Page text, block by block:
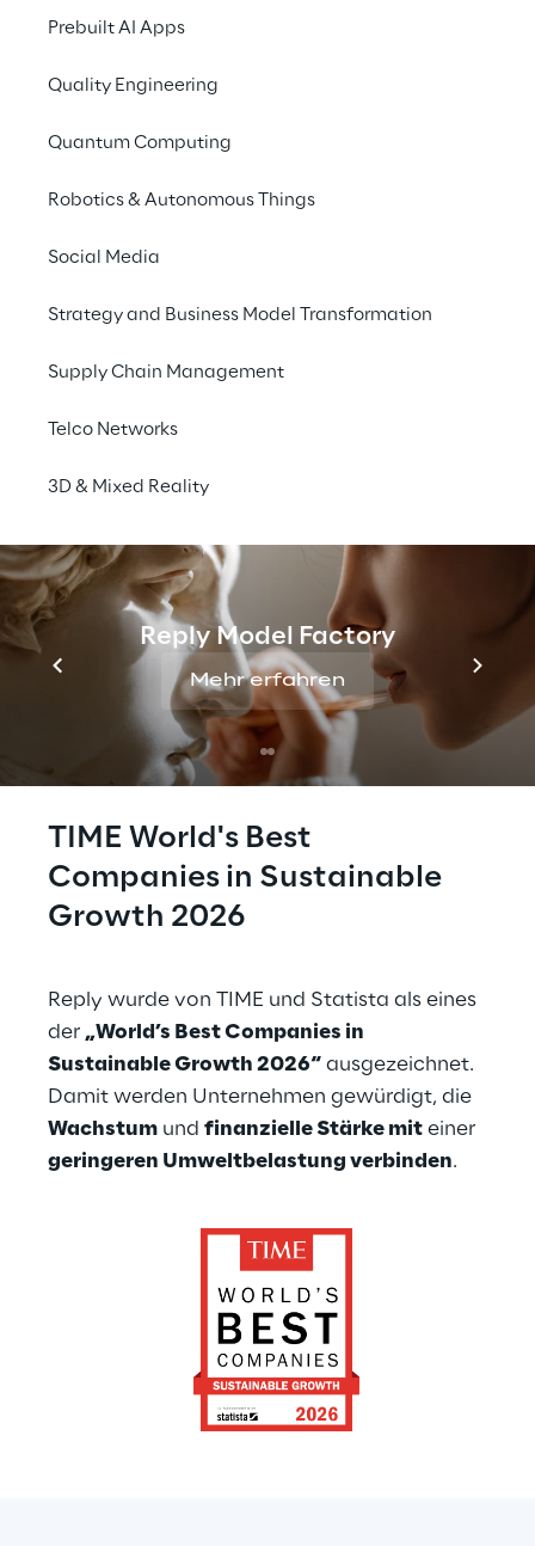
Prebuilt AI Apps
Quality Engineering
Quantum Computing
Robotics & Autonomous Things
Social Media
Strategy and Business Model Transformation
Supply Chain Management
Telco Networks
3D & Mixed Reality
Reply Model Factory
Mehr erfahren
TIME World's Best
Companies in Sustainable
Growth 2026
Reply wurde von TIME und Statista als eines
der „World’s Best Companies in
Sustainable Growth 2026“ ausgezeichnet.
Damit werden Unternehmen gewürdigt, die
Wachstum und finanzielle Stärke mit einer
geringeren Umweltbelastung verbinden.